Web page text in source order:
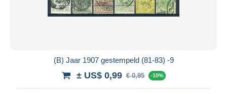
(B) Jaar 1907 gestempeld (81-83) -9
± US$ 0,99 € 0,95 -10%